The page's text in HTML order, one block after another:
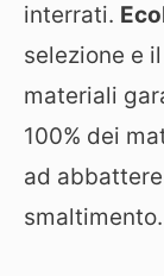
interrati.
selezione e
materiali
100% dei
ad
smaltimento.